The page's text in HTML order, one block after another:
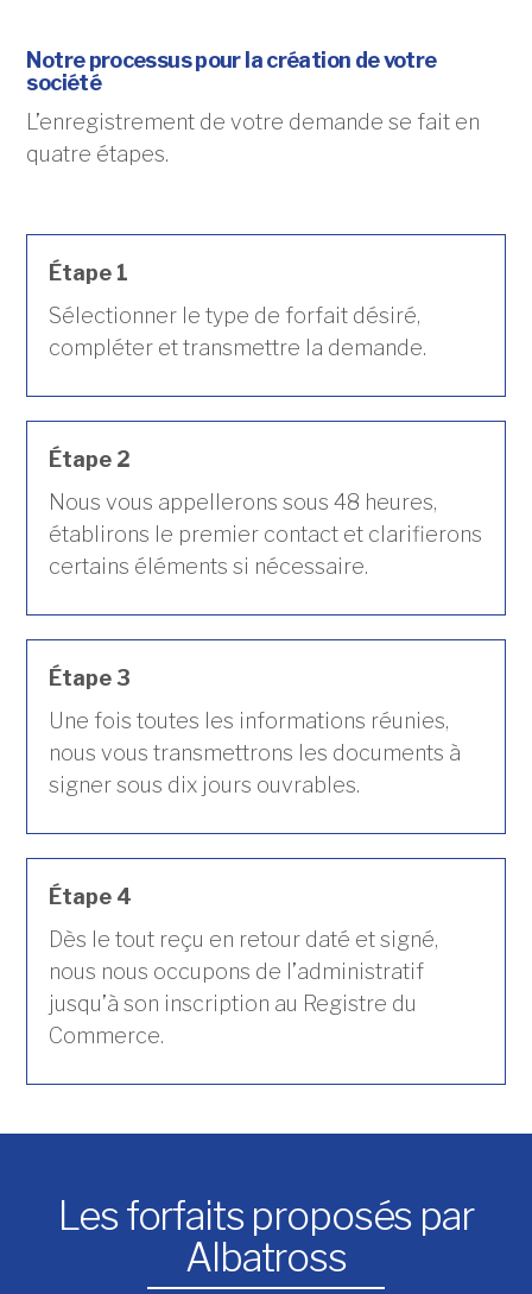
Notre processus pour la création de votre
société
L’enregistrement de votre demande se fait en
quatre étapes.
Étape 1
Sélectionner le type de forfait désiré,
compléter et transmettre la demande.
Étape 2
Nous vous appellerons sous 48 heures,
établirons le premier contact et clarifierons
certains éléments si nécessaire.
Étape 3
Une fois toutes les informations réunies,
nous vous transmettrons les documents à
signer sous dix jours ouvrables.
Étape 4
Dès le tout reçu en retour daté et signé,
nous nous occupons de l’administratif
jusqu’à son inscription au Registre du
Commerce.
Les forfaits proposés par
Albatross